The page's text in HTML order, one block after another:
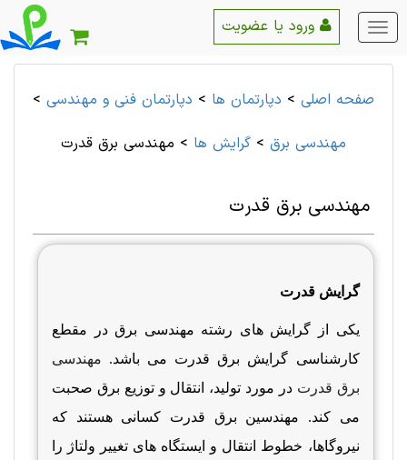
منو
اصلی
صفحه اصلی > دپارتمان ها > دپارتمان فنی و مهندسی >
مهندسی برق > گرایش ها > مهندسی برق قدرت
مهندسی برق قدرت
گرایش قدرت
یکی از گرایش های رشته مهندسی برق در مقطع
کارشناسی گرایش برق قدرت می باشد. مهندسی
برق قدرت در مورد تولید، انتقال و توزیع برق صحبت
می کند. مهندسین برق قدرت کسانی هستند که
نیروگاها، خطوط انتقال و ایستگاه های تغییر ولتاژ را